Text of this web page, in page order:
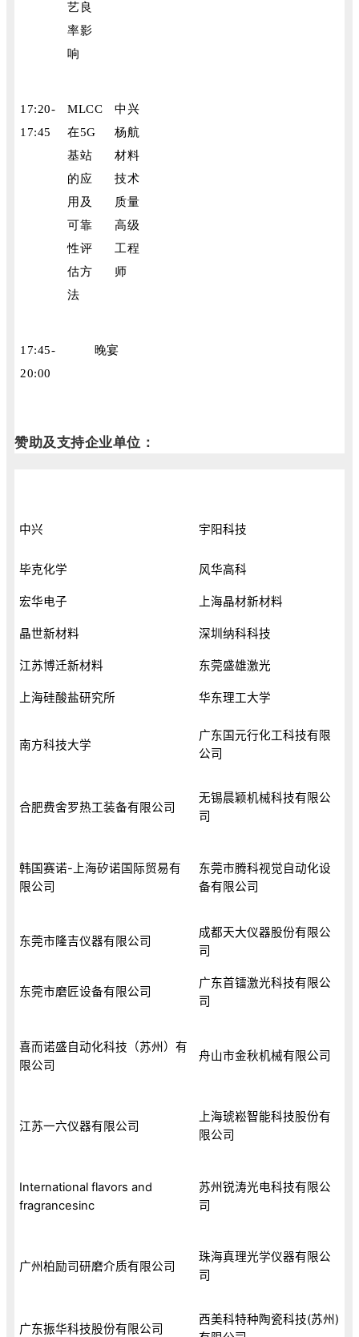
艺良
率影
响
17:20-
17:45
MLCC
在5G
基站
的应
用及
可靠
性评
估方
法
中兴
杨航
材料
技术
质量
高级
工程
师
17:45-
20:00
晚宴
赞助及支持企业单位：
中兴 宇阳科技
毕克化学 风华高科
宏华电子 上海晶材新材料
晶世新材料 深圳纳科科技
江苏博迁新材料 东莞盛雄激光
上海硅酸盐研究所 华东理工大学
南方科技大学
广东国元行化工科技有限
公司
合肥费舍罗热工装备有限公司
无锡晨颖机械科技有限公
司
韩国赛诺-上海矽诺国际贸易有
限公司
东莞市腾科视觉自动化设
备有限公司
东莞市隆吉仪器有限公司
成都天大仪器股份有限公
司
东莞市磨匠设备有限公司
广东首镭激光科技有限公
司
喜而诺盛自动化科技（苏州）有
限公司
舟山市金秋机械有限公司
江苏一六仪器有限公司
上海琥崧智能科技股份有
限公司
International flavors and
fragrancesinc
苏州锐涛光电科技有限公
司
广州柏励司研磨介质有限公司
珠海真理光学仪器有限公
司
广东振华科技股份有限公司
西美科特种陶瓷科技(苏州)